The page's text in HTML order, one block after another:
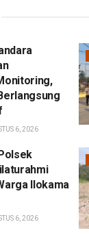
6, 2026
Ilokama
6, 2026